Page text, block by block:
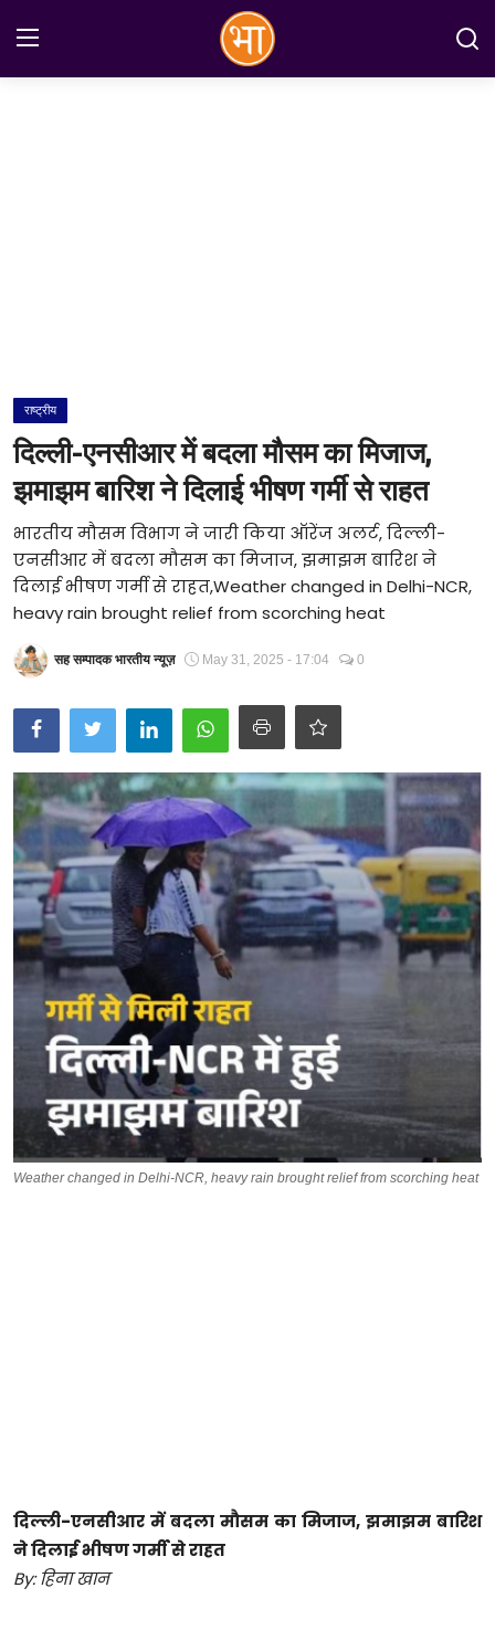
जानकारियाँ
Technology
RSS-संघ
राष्ट्रीय
दिल्ली-एनसीआर में बदला मौसम का मिजाज,
झमाझम बारिश ने दिलाई भीषण गर्मी से राहत
भारतीय मौसम विभाग ने जारी किया ऑरेंज अलर्ट, दिल्ली-
एनसीआर में बदला मौसम का मिजाज, झमाझम बारिश ने
दिलाई भीषण गर्मी से राहत,Weather changed in Delhi-NCR,
heavy rain brought relief from scorching heat
सह सम्पादक भारतीय न्यूज़ May 31, 2025 - 17:04 0
Weather changed in Delhi-NCR, heavy rain brought relief from scorching heat
दिल्ली-एनसीआर में बदला मौसम का मिजाज, झमाझम बारिश
ने दिलाई भीषण गर्मी से राहत
By: हिना खान